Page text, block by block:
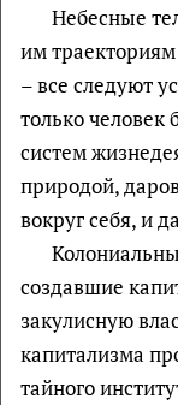
Небесные
им
– все следуют
только человек
систем
природой,
вокруг себя, и
создавшие
закулисную
капитализма
тайного